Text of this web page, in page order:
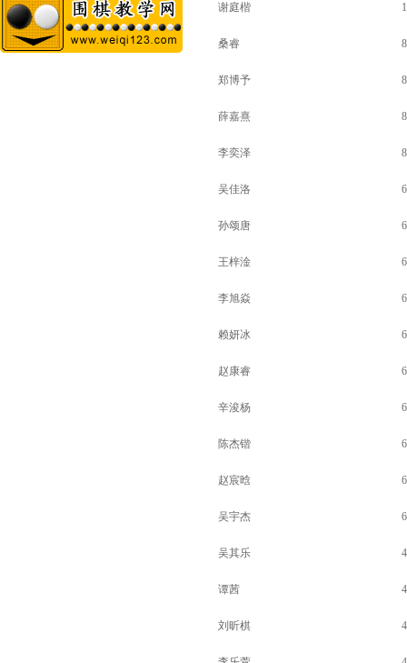
谢庭楷
桑睿 8
郑博予 8
薛嘉熹 8
李奕泽 8
吴佳洛 6
孙颂唐 6
王梓淦 6
李旭焱 6
赖妍冰 6
赵康睿 6
辛浚杨 6
陈杰锴 6
赵宸晗 6
吴宇杰 6
吴其乐 4
谭茜 4
刘昕棋 4